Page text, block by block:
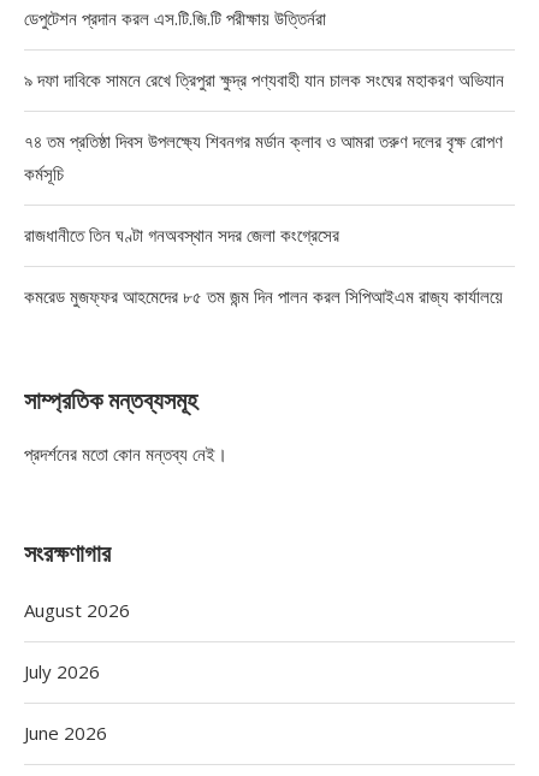
ডেপুটেশন প্রদান করল এস.টি.জি.টি পরীক্ষায় উত্তির্নরা
৯ দফা দাবিকে সামনে রেখে ত্রিপুরা ক্ষুদ্র পণ্যবাহী যান চালক সংঘের মহাকরণ অভিযান
৭৪ তম প্রতিষ্ঠা দিবস উপলক্ষ্যে শিবনগর মর্ডান ক্লাব ও আমরা তরুণ দলের বৃক্ষ রোপণ
কর্মসূচি
রাজধানীতে তিন ঘণ্টা গনঅবস্থান সদর জেলা কংগ্রেসের
কমরেড মুজফ্ফর আহমেদের ৮৫ তম জন্ম দিন পালন করল সিপিআইএম রাজ্য কার্যালয়ে
সাম্প্রতিক মন্তব্যসমূহ
প্রদর্শনের মতো কোন মন্তব্য নেই।
সংরক্ষণাগার
August 2026
July 2026
June 2026